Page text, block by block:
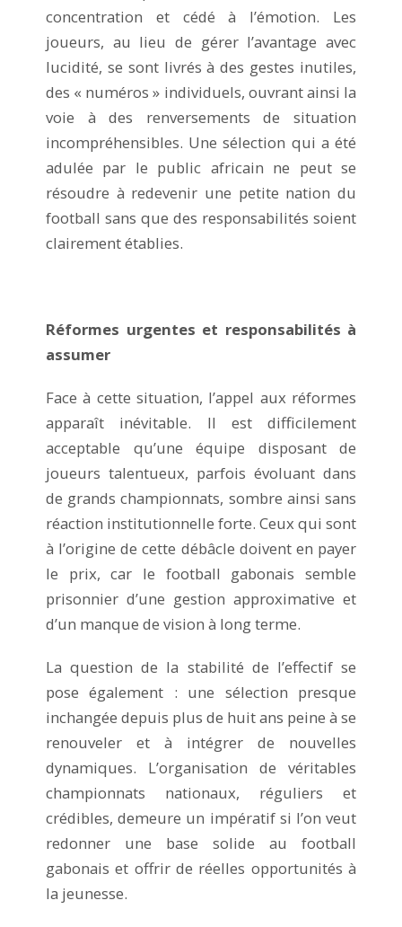
concentration et cédé à l’émotion. Les
joueurs, au lieu de gérer l’avantage avec
lucidité, se sont livrés à des gestes inutiles,
des « numéros » individuels, ouvrant ainsi la
voie à des renversements de situation
incompréhensibles. Une sélection qui a été
adulée par le public africain ne peut se
résoudre à redevenir une petite nation du
football sans que des responsabilités soient
clairement établies.
Réformes urgentes et responsabilités à
assumer
Face à cette situation, l’appel aux réformes
apparaît inévitable. Il est difficilement
acceptable qu’une équipe disposant de
joueurs talentueux, parfois évoluant dans
de grands championnats, sombre ainsi sans
réaction institutionnelle forte. Ceux qui sont
à l’origine de cette débâcle doivent en payer
le prix, car le football gabonais semble
prisonnier d’une gestion approximative et
d’un manque de vision à long terme.
La question de la stabilité de l’effectif se
pose également : une sélection presque
inchangée depuis plus de huit ans peine à se
renouveler et à intégrer de nouvelles
dynamiques. L’organisation de véritables
championnats nationaux, réguliers et
crédibles, demeure un impératif si l’on veut
redonner une base solide au football
gabonais et offrir de réelles opportunités à
la jeunesse.